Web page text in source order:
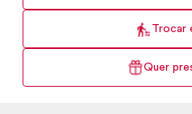
Trocar
Quer